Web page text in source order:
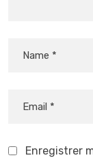
Enregistrer